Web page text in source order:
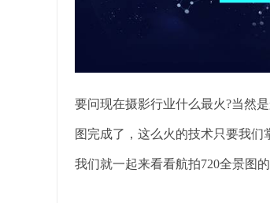
要问现在摄影行业什么最火?当然
图完成了，这么火的技术只要我
我们就一起来看看航拍720全景图的